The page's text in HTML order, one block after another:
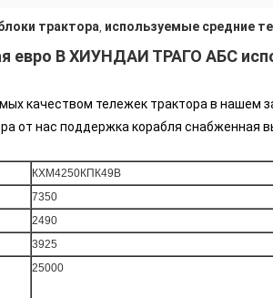
трактора, используемые средние
евро В ХИУНДАИ ТРАГО АБС
качеством тележек трактора в нашем
от нас поддержка корабля снабженная
КХМ4250КПК49В
7350
2490
3925
25000